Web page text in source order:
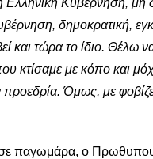
δημοκρατική,
και τώρα το ίδιο. Θέλω
με κόπο και
προεδρία. Όμως, με
παγωμάρα, ο